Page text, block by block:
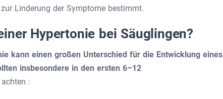
Linderung der Symptome bestimmt.
Hypertonie bei Säuglingen?
kann einen großen Unterschied für die Entwicklung eines
insbesondere in den ersten 6–12
: